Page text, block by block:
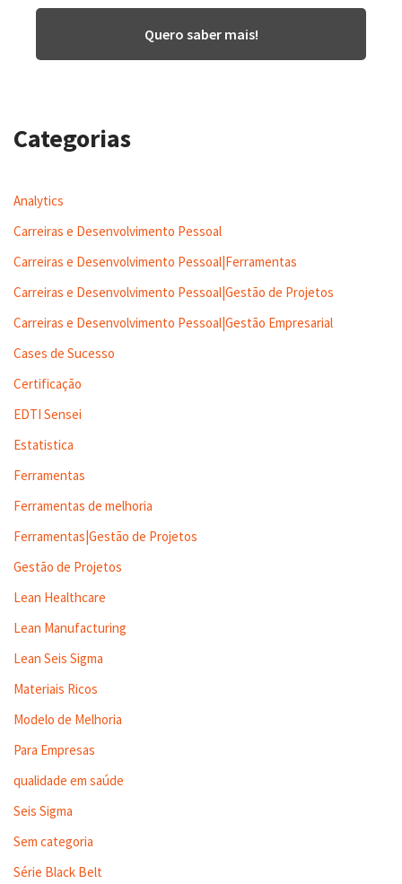
Quero saber mais!
Categorias
Analytics
Carreiras e Desenvolvimento Pessoal
Carreiras e Desenvolvimento Pessoal|Ferramentas
Carreiras e Desenvolvimento Pessoal|Gestão de Projetos
Carreiras e Desenvolvimento Pessoal|Gestão Empresarial
Cases de Sucesso
Certificação
EDTI Sensei
Estatistica
Ferramentas
Ferramentas de melhoria
Ferramentas|Gestão de Projetos
Gestão de Projetos
Lean Healthcare
Lean Manufacturing
Lean Seis Sigma
Materiais Ricos
Modelo de Melhoria
Para Empresas
qualidade em saúde
Seis Sigma
Sem categoria
Série Black Belt